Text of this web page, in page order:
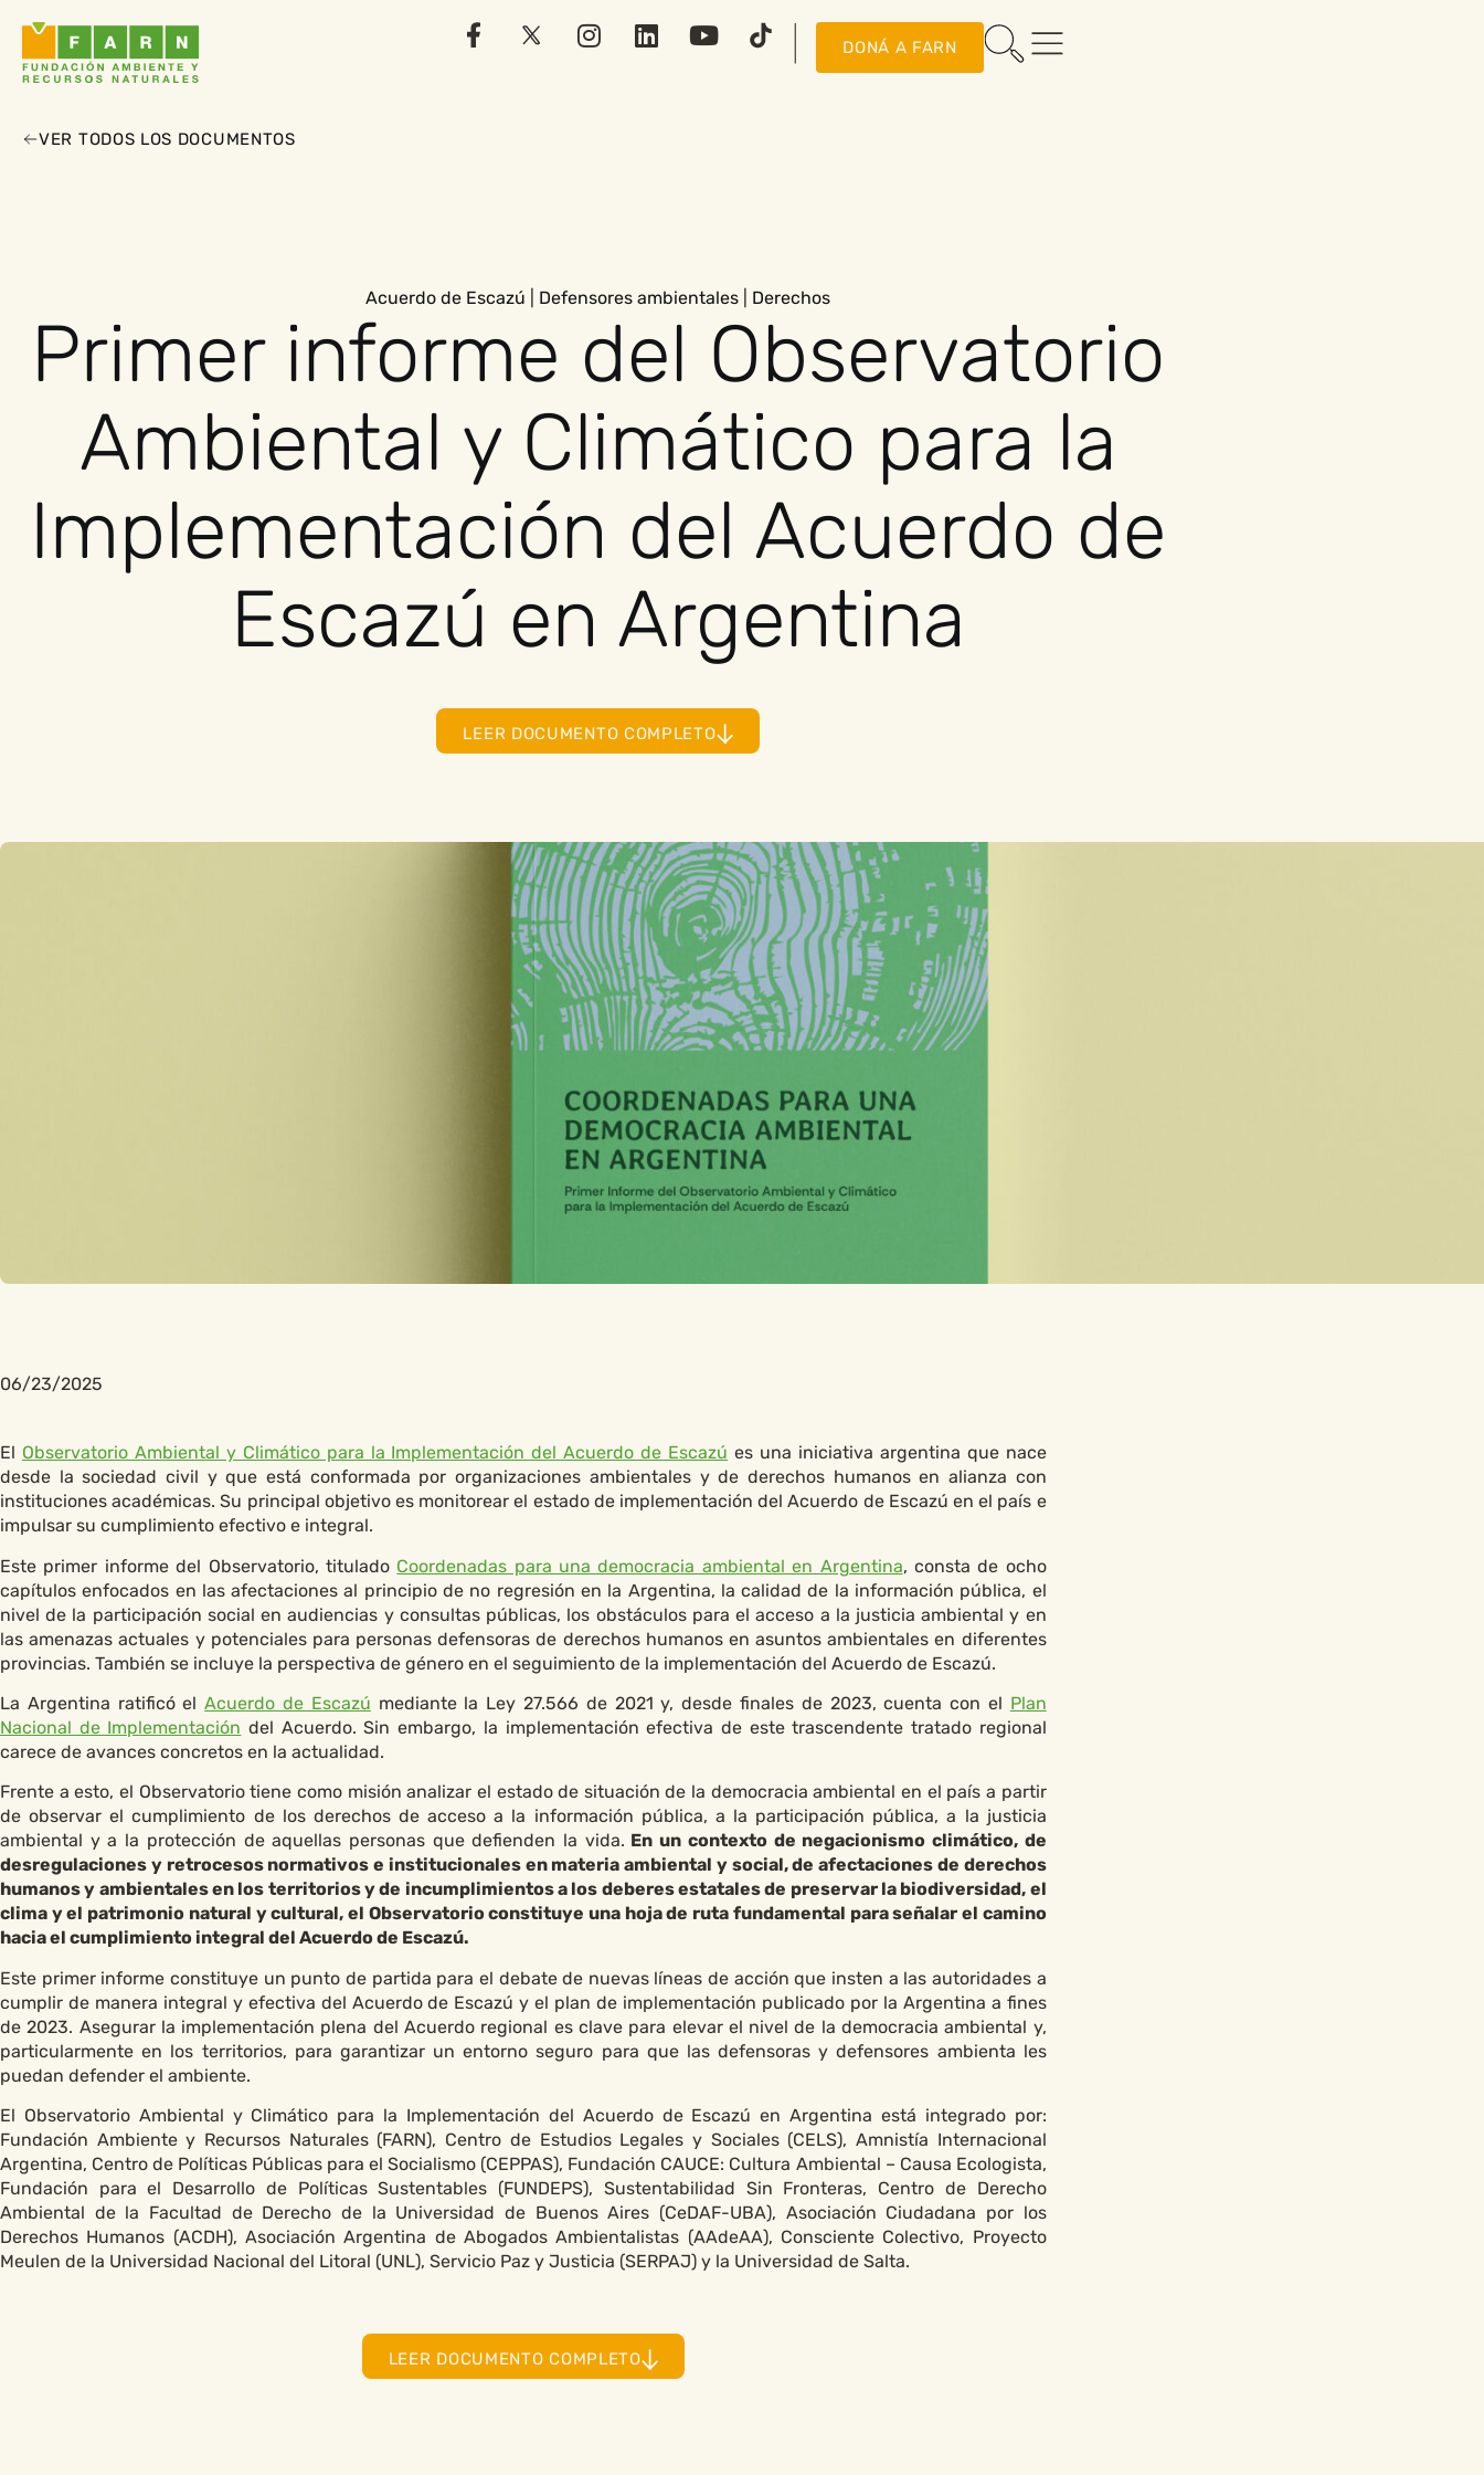
DONÁ A FARN
VER TODOS LOS DOCUMENTOS
Acuerdo de Escazú Defensores ambientales Derechos
Primer informe del Observatorio
Ambiental y Climático para la
Implementación del Acuerdo de
Escazú en Argentina
LEER DOCUMENTO COMPLETO
06/23/2025
El Observatorio Ambiental y Climático para la Implementación del Acuerdo de Escazú es una iniciativa argentina que nace
desde la sociedad civil y que está conformada por organizaciones ambientales y de derechos humanos en alianza con
instituciones académicas. Su principal objetivo es monitorear el estado de implementación del Acuerdo de Escazú en el país e
impulsar su cumplimiento efectivo e integral.
Este primer informe del Observatorio, titulado Coordenadas para una democracia ambiental en Argentina, consta de ocho
capítulos enfocados en las afectaciones al principio de no regresión en la Argentina, la calidad de la información pública, el
nivel de la participación social en audiencias y consultas públicas, los obstáculos para el acceso a la justicia ambiental y en
las amenazas actuales y potenciales para personas defensoras de derechos humanos en asuntos ambientales en diferentes
provincias. También se incluye la perspectiva de género en el seguimiento de la implementación del Acuerdo de Escazú.
La Argentina ratificó elAcuerdo de Escazú mediante la Ley 27.566 de 2021 y, desde finales de 2023, cuenta con el Plan
Nacional de Implementación del Acuerdo. Sin embargo, la implementación efectiva de este trascendente tratado regional
carece de avances concretos en la actualidad.
Frente a esto, el Observatorio tiene como misión analizar el estado de situación de la democracia ambiental en el país a partir
de observar el cumplimiento de los derechos de acceso a la información pública, a la participación pública, a la justicia
ambiental y a la protección de aquellas personas que defienden la vida. En un contexto de negacionismo climático, de
desregulaciones y retrocesos normativos e institucionales en materia ambiental y social, de afectaciones de derechos
humanos y ambientales en los territorios y de incumplimientos a los deberes estatales de preservar la biodiversidad, el
clima y el patrimonio natural y cultural, el Observatorio constituye una hoja de ruta fundamental para señalar el camino
hacia el cumplimiento integral del Acuerdo de Escazú.
Este primer informe constituye un punto de partida para el debate de nuevas líneas de acción que insten a las autoridades a
cumplir de manera integral y efectiva del Acuerdo de Escazú y el plan de implementación publicado por la Argentina a fines
de 2023. Asegurar la implementación plena del Acuerdo regional es clave para elevar el nivel de la democracia ambiental y,
particularmente en los territorios, para garantizar un entorno seguro para que las defensoras y defensores ambienta les
puedan defender el ambiente.
El Observatorio Ambiental y Climático para la Implementación del Acuerdo de Escazú en Argentina está integrado por:
Fundación Ambiente y Recursos Naturales (FARN), Centro de Estudios Legales y Sociales (CELS), Amnistía Internacional
Argentina, Centro de Políticas Públicas para el Socialismo (CEPPAS), Fundación CAUCE: Cultura Ambiental – Causa Ecologista,
Fundación para el Desarrollo de Políticas Sustentables (FUNDEPS), Sustentabilidad Sin Fronteras, Centro de Derecho
Ambiental de la Facultad de Derecho de la Universidad de Buenos Aires (CeDAF-UBA), Asociación Ciudadana por los
Derechos Humanos (ACDH), Asociación Argentina de Abogados Ambientalistas (AAdeAA), Consciente Colectivo, Proyecto
Meulen de la Universidad Nacional del Litoral (UNL), Servicio Paz y Justicia (SERPAJ) y la Universidad de Salta.
LEER DOCUMENTO COMPLETO